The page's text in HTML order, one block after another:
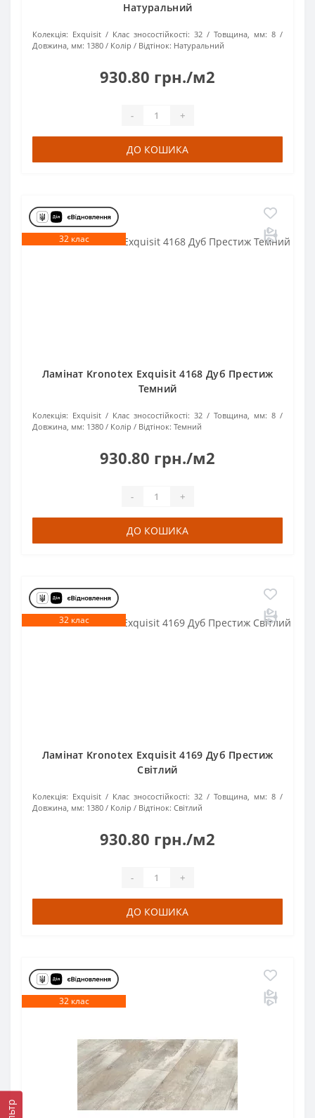
Натуральний
Колекція: Exquisit Клас зносостійкості: 32 Товщина, мм: 8
Довжина, мм: 1380 Колір / Відтінок: Натуральний
930.80 грн./м2
- +
ДО КОШИКА
32 клас
Ламінат Kronotex Exquisit 4168 Дуб Престиж
Темний
Колекція: Exquisit Клас зносостійкості: 32 Товщина, мм: 8
Довжина, мм: 1380 Колір / Відтінок: Темний
930.80 грн./м2
- +
ДО КОШИКА
32 клас
Ламінат Kronotex Exquisit 4169 Дуб Престиж
Світлий
Колекція: Exquisit Клас зносостійкості: 32 Товщина, мм: 8
Довжина, мм: 1380 Колір / Відтінок: Світлий
930.80 грн./м2
- +
ДО КОШИКА
32 клас